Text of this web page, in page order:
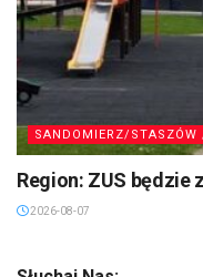
SANDOMIERZ/STASZÓW
Region: ZUS będzie
2026-08-07